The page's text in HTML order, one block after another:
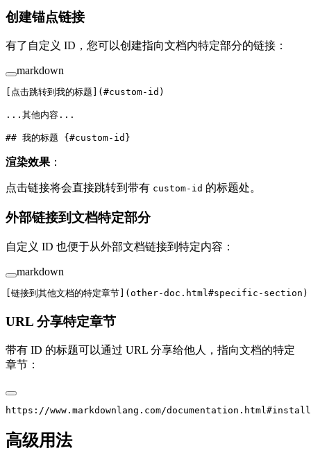
创建锚点链接
有了自定义 ID，您可以创建指向文档内特定部分的链接：
markdown
点击跳转到我的标题 ]( #custom-id )
...其他内容...
## 我的标题 {#custom-id}
渲染效果：
点击链接将会直接跳转到带有 custom-id 的标题处。
外部链接到文档特定部分
自定义 ID 也便于从外部文档链接到特定内容：
markdown
链接到其他文档的特定章节 ]( other-doc.html#specific-section )
URL 分享特定章节
带有 ID 的标题可以通过 URL 分享给他人，指向文档的特定
章节：
https://www.markdownlang.com/
高级用法